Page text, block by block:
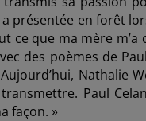
présentée en forêt
ce que ma mère
des poèmes de
Nathalie
transmettre. Paul
façon. »